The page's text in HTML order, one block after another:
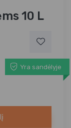
10 L
Yra sandėlyje